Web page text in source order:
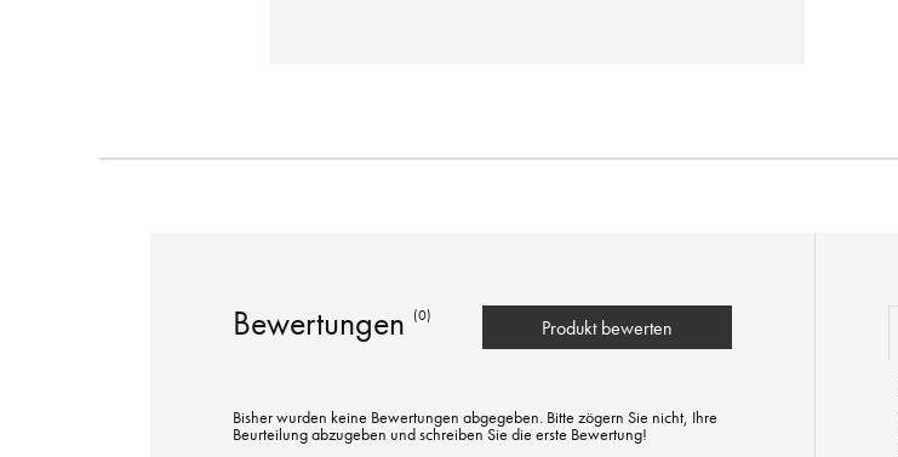
Bewertungen (0)
Produkt bewerten
Bisher wurden keine Bewertungen abgegeben. Bitte zögern Sie nicht, Ihre
Beurteilung abzugeben und schreiben Sie die erste Bewertung!